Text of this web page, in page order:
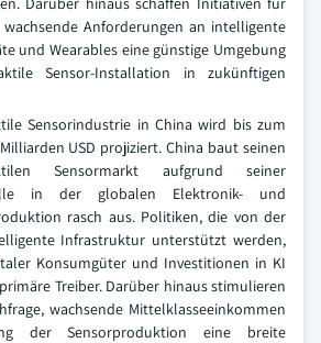
Anforderungen an intelligente
und Wearables eine günstige Umgebung
Sensor-Installation in zukünftigen
Sensorindustrie in China wird bis zum
USD projiziert. China baut seinen
Sensormarkt aufgrund seiner
in der globalen Elektronik- und
rasch aus. Politiken, die von der
Infrastruktur unterstützt werden,
Konsumgüter und Investitionen in KI
Treiber. Darüber hinaus stimulieren
wachsende Mittelklasseeinkommen
der Sensorproduktion eine breite